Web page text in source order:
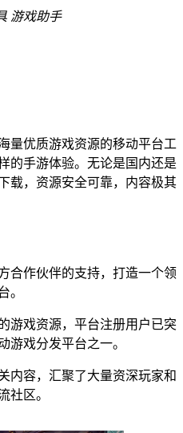
游戏助手
量优质游戏资源的移动平台工
的手游体验。无论是国内还是
载，资源安全可靠，内容极其
合作伙伴的支持，打造一个领
。
游戏资源，平台注册用户已突
游戏分发平台之一。
内容，汇聚了大量资深玩家和
社区。